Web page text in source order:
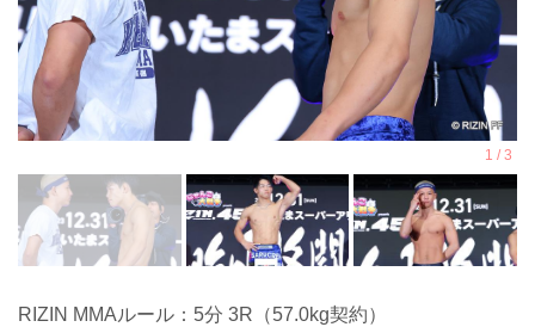
RIZIN MMAルール：5分 3R（57.0kg契約）